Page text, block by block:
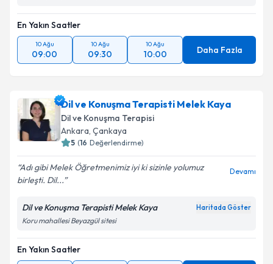
En Yakın Saatler
10 Ağu
09:00
10 Ağu
09:30
10 Ağu
10:00 Daha Fazla
Dil ve Konuşma Terapisti Melek Kaya
Dil ve Konuşma Terapisi
Ankara, Çankaya
5 (16 Değerlendirme)
Adı gibi Melek Öğretmenimiz iyi ki sizinle yolumuz
birleşti. Dil...
Devamı
Dil ve Konuşma Terapisti Melek Kaya Haritada Göster
Koru mahallesi Beyazgül sitesi
En Yakın Saatler